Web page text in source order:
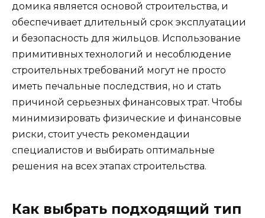
домика является основой строительства, и
обеспечивает длительный срок эксплуатации
и безопасность для жильцов. Использование
примитивных технологий и несоблюдение
строительных требований могут не просто
иметь печальные последствия, но и стать
причиной серьезных финансовых трат. Чтобы
минимизировать физические и финансовые
риски, стоит учесть рекомендации
специалистов и выбирать оптимальные
решения на всех этапах строительства.
Как выбрать подходящий тип